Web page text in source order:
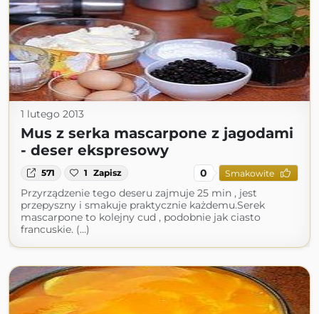
1 lutego 2013
Mus z serka mascarpone z jagodami
- deser ekspresowy
571 1 Zapisz 0 Smakowite
Przyrządzenie tego deseru zajmuje 25 min , jest
przepyszny i smakuje praktycznie każdemu.Serek
mascarpone to kolejny cud , podobnie jak ciasto
francuskie. (...)